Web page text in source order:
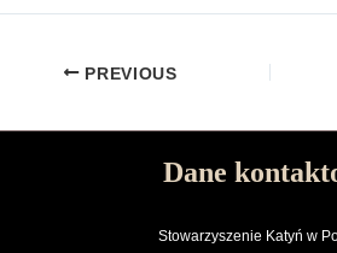
PREVIOUS
Dane
Stowarzyszenie Katyń w